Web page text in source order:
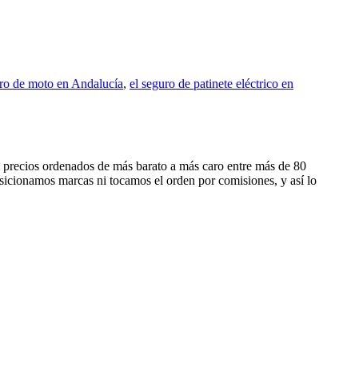
de moto en Andalucía, el seguro de patinete eléctrico en
ordenados de más barato a más caro entre más de 80
marcas ni tocamos el orden por comisiones, y así lo